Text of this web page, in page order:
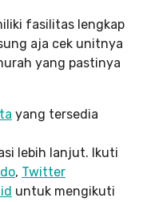
fasilitas lengkap
aja cek unitnya
yang pastinya
yang tersedia
lebih lanjut. Ikuti
, Twitter
untuk mengikuti